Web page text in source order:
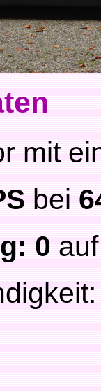
mit
bei
0